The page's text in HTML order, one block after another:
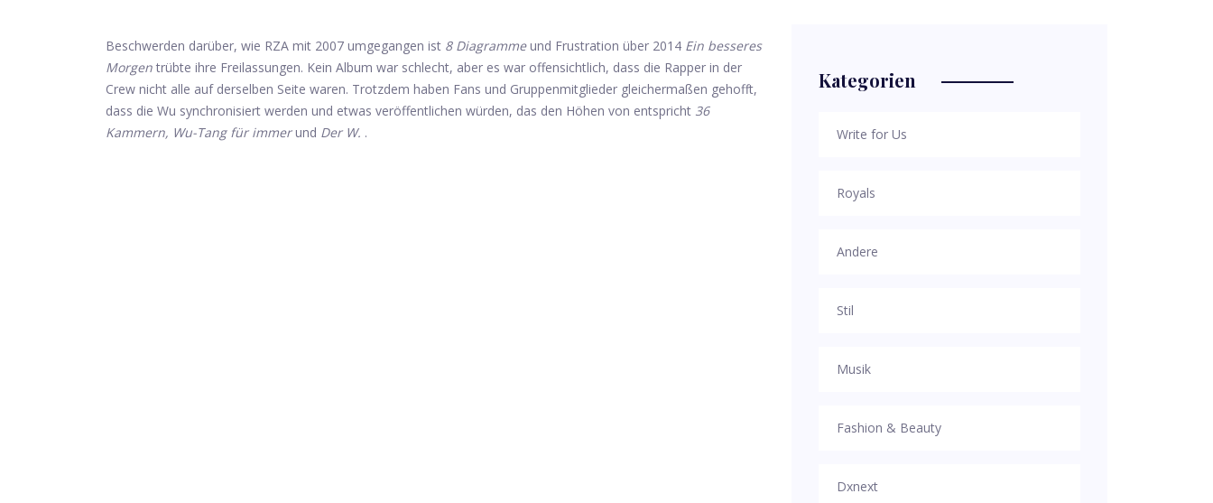
Beschwerden darüber, wie RZA mit 2007 umgegangen ist 8 Diagrammeund Frustration über 2014 Ein besseres
Morgen trübte ihre Freilassungen. Kein Album war schlecht, aber es war offensichtlich, dass die Rapper in der
Crew nicht alle auf derselben Seite waren. Trotzdem haben Fans und Gruppenmitglieder gleichermaßen gehofft,
dass die Wu synchronisiert werden und etwas veröffentlichen würden, das den Höhen von entspricht 36
Kammern, Wu-Tang für immerund Der W. .
Kategorien
Write for Us
Royals
Andere
Stil
Musik
Fashion & Beauty
Dxnext